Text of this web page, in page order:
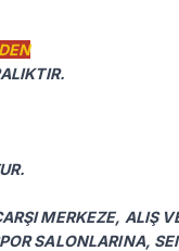
MERKEZE, ALIŞ
SALONLARINA,